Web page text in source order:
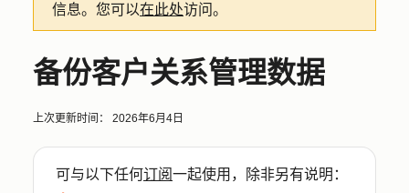
信息。您可以在此处访问。
备份客户关系管理数据
上次更新时间： 2026年6月4日
可与以下任何订阅一起使用，除非另有说明：